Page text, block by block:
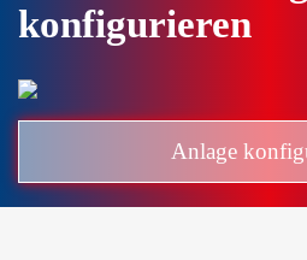
konfigurieren
Anlage